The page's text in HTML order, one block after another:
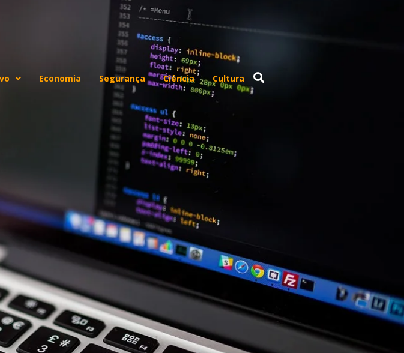
Economia Segurança Ciência Cultura